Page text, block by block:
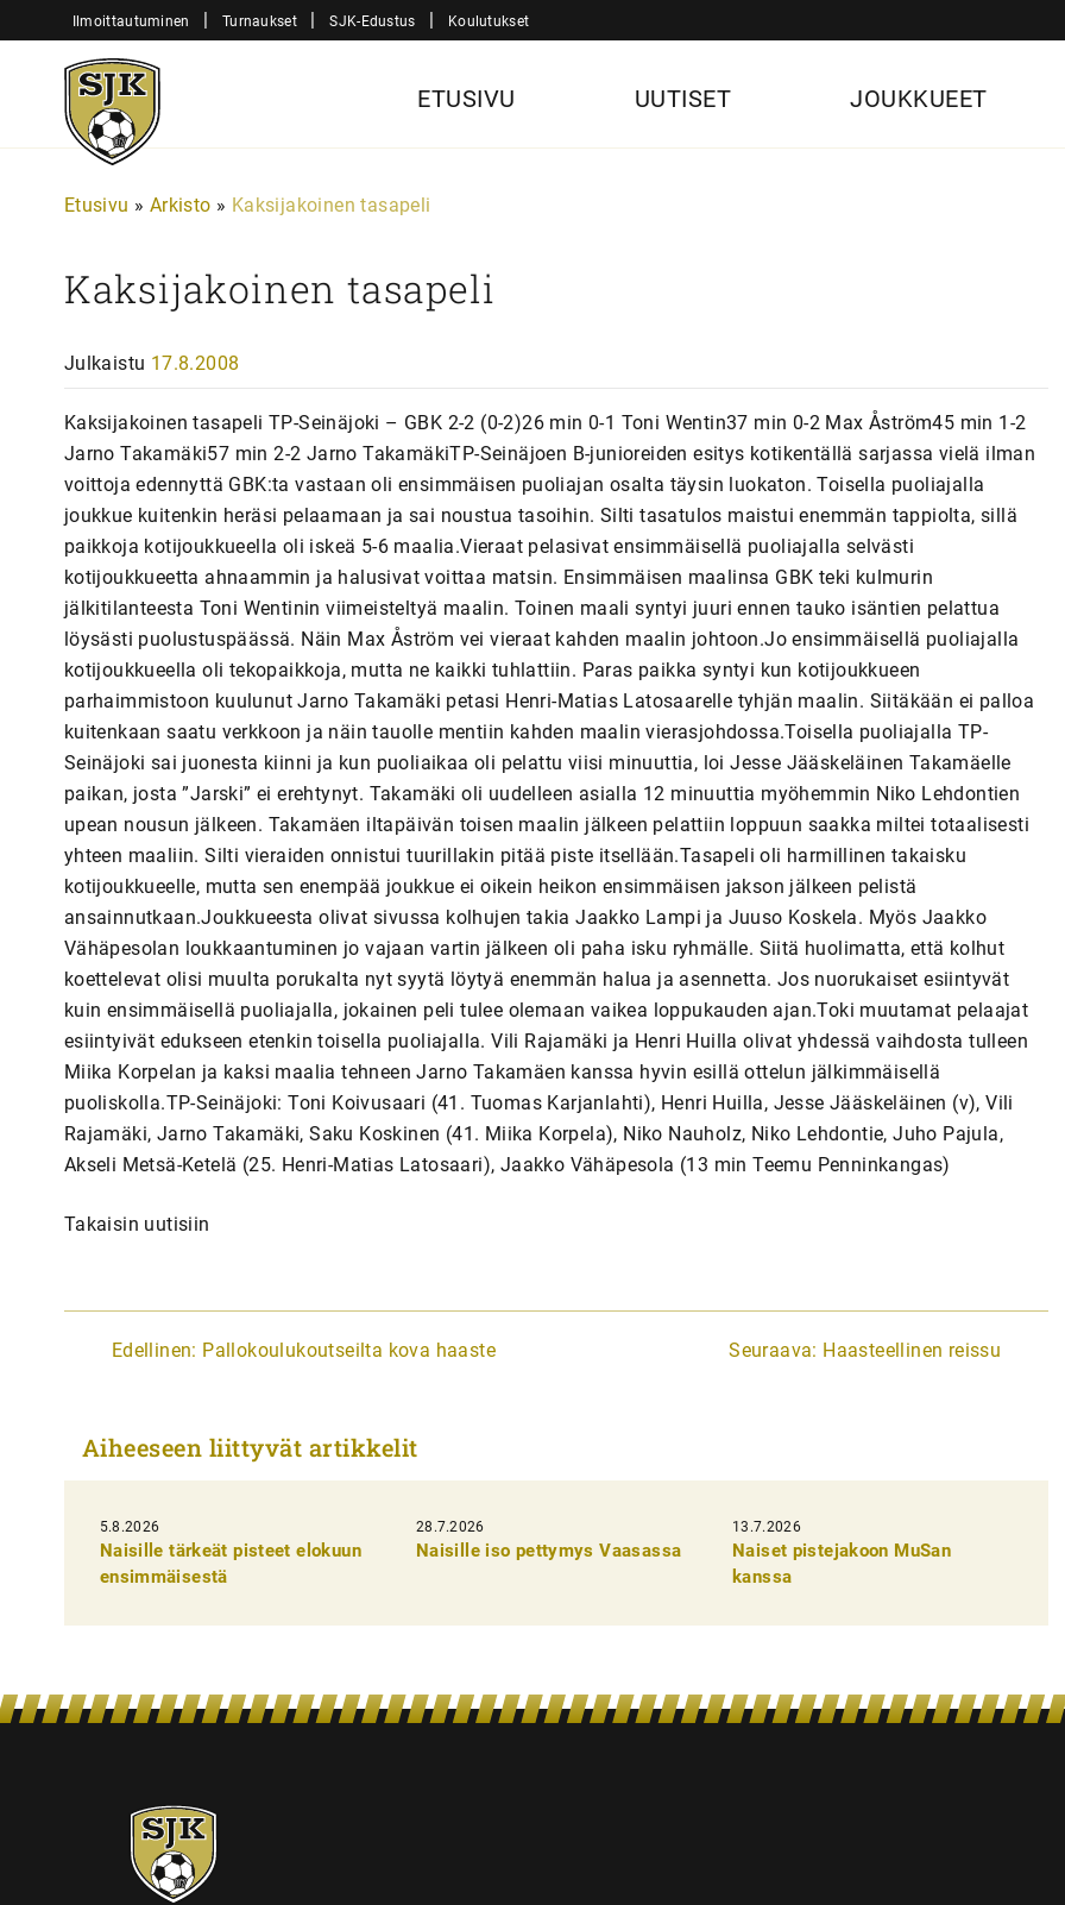
sisältöön
Ilmoittautuminen | Turnaukset | SJK-Edustus | Koulutukset
Sjk-
Juniorit
ETUSIVU UUTISET JOUKKUEET
Etusivu » Arkisto » Kaksijakoinen tasapeli
Kaksijakoinen tasapeli
Julkaistu 17.8.2008
Kaksijakoinen tasapeli TP-Seinäjoki – GBK 2-2 (0-2)26 min 0-1 Toni Wentin37 min 0-2 Max Åström45 min 1-2
Jarno Takamäki57 min 2-2 Jarno TakamäkiTP-Seinäjoen B-junioreiden esitys kotikentällä sarjassa vielä ilman
voittoja edennyttä GBK:ta vastaan oli ensimmäisen puoliajan osalta täysin luokaton. Toisella puoliajalla
joukkue kuitenkin heräsi pelaamaan ja sai noustua tasoihin. Silti tasatulos maistui enemmän tappiolta, sillä
paikkoja kotijoukkueella oli iskeä 5-6 maalia.Vieraat pelasivat ensimmäisellä puoliajalla selvästi
kotijoukkueetta ahnaammin ja halusivat voittaa matsin. Ensimmäisen maalinsa GBK teki kulmurin
jälkitilanteesta Toni Wentinin viimeisteltyä maalin. Toinen maali syntyi juuri ennen tauko isäntien pelattua
löysästi puolustuspäässä. Näin Max Åström vei vieraat kahden maalin johtoon.Jo ensimmäisellä puoliajalla
kotijoukkueella oli tekopaikkoja, mutta ne kaikki tuhlattiin. Paras paikka syntyi kun kotijoukkueen
parhaimmistoon kuulunut Jarno Takamäki petasi Henri-Matias Latosaarelle tyhjän maalin. Siitäkään ei palloa
kuitenkaan saatu verkkoon ja näin tauolle mentiin kahden maalin vierasjohdossa.Toisella puoliajalla TP-
Seinäjoki sai juonesta kiinni ja kun puoliaikaa oli pelattu viisi minuuttia, loi Jesse Jääskeläinen Takamäelle
paikan, josta ”Jarski” ei erehtynyt. Takamäki oli uudelleen asialla 12 minuuttia myöhemmin Niko Lehdontien
upean nousun jälkeen. Takamäen iltapäivän toisen maalin jälkeen pelattiin loppuun saakka miltei totaalisesti
yhteen maaliin. Silti vieraiden onnistui tuurillakin pitää piste itsellään.Tasapeli oli harmillinen takaisku
kotijoukkueelle, mutta sen enempää joukkue ei oikein heikon ensimmäisen jakson jälkeen pelistä
ansainnutkaan.Joukkueesta olivat sivussa kolhujen takia Jaakko Lampi ja Juuso Koskela. Myös Jaakko
Vähäpesolan loukkaantuminen jo vajaan vartin jälkeen oli paha isku ryhmälle. Siitä huolimatta, että kolhut
koettelevat olisi muulta porukalta nyt syytä löytyä enemmän halua ja asennetta. Jos nuorukaiset esiintyvät
kuin ensimmäisellä puoliajalla, jokainen peli tulee olemaan vaikea loppukauden ajan.Toki muutamat pelaajat
esiintyivät edukseen etenkin toisella puoliajalla. Vili Rajamäki ja Henri Huilla olivat yhdessä vaihdosta tulleen
Miika Korpelan ja kaksi maalia tehneen Jarno Takamäen kanssa hyvin esillä ottelun jälkimmäisellä
puoliskolla.TP-Seinäjoki: Toni Koivusaari (41. Tuomas Karjanlahti), Henri Huilla, Jesse Jääskeläinen (v), Vili
Rajamäki, Jarno Takamäki, Saku Koskinen (41. Miika Korpela), Niko Nauholz, Niko Lehdontie, Juho Pajula,
Akseli Metsä-Ketelä (25. Henri-Matias Latosaari), Jaakko Vähäpesola (13 min Teemu Penninkangas)
Takaisin uutisiin
A
i
k
e
n
Edellinen: Pallokoulukoutseilta kova haaste Seuraava: Haasteellinen reissu
Aiheeseen liittyvät artikkelit
5.8.2026
Naisille tärkeät pisteet elokuun
ensimmäisestä
28.7.2026
Naisille iso pettymys Vaasassa
13.7.2026
Naiset pistejakoon MuSan
kanssa
SJK-
juniorit